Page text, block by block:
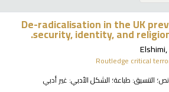
De-radicalisation in the UK
security, identity, and
Routledge critical
نص؛ التنسيق: طباعة؛ الشكل الأدبي: غير أدبي